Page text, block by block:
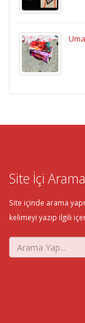
Site İçi Arama
Site içinde arama
kelimeyi yazıp ilgili